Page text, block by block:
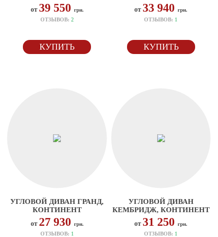
от 39 550 грн.
ОТЗЫВОВ: 2
КУПИТЬ
от 33 940грн.
ОТЗЫВОВ: 1
КУПИТЬ
УГЛОВОЙ ДИВАН ГРАНД,
КОНТИНЕНТ
от 27 930 грн.
ОТЗЫВОВ: 1
УГЛОВОЙ ДИВАН
КЕМБРИДЖ, КОНТИНЕНТ
от 31 250грн.
ОТЗЫВОВ: 1